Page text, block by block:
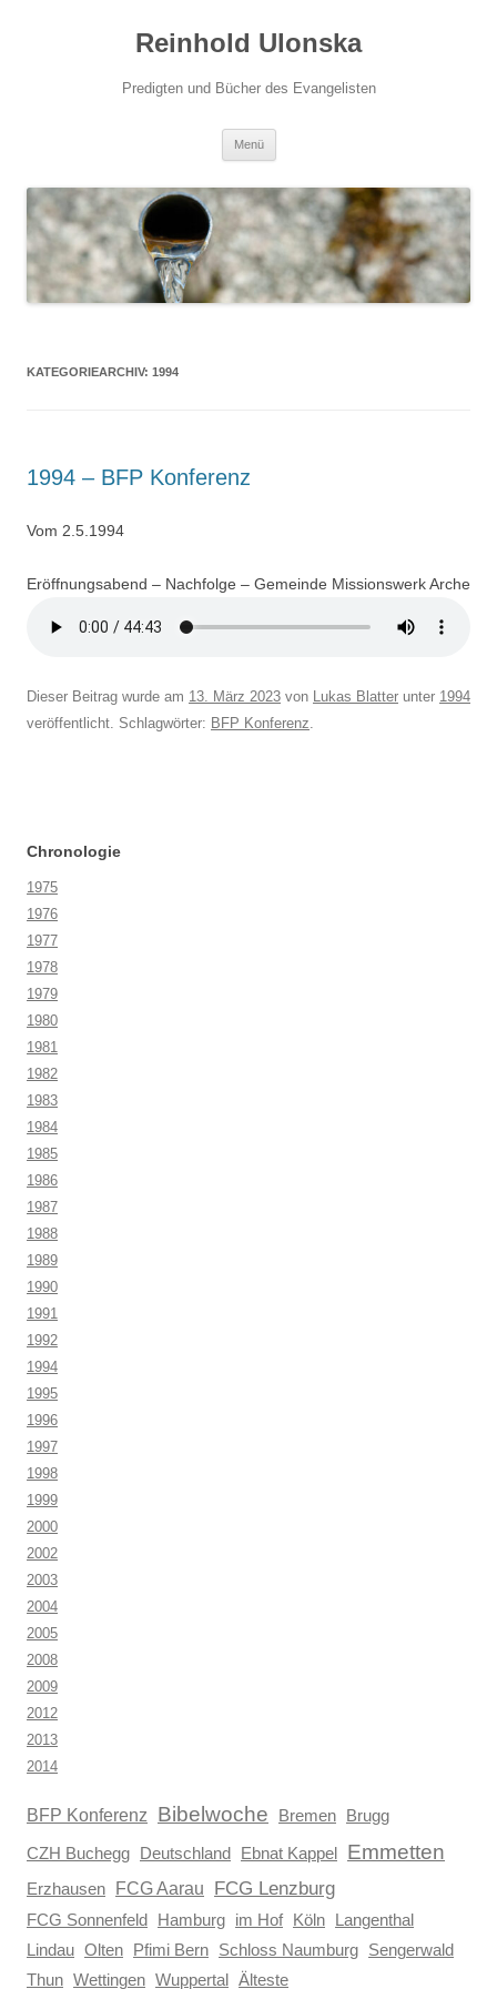
Reinhold Ulonska
Predigten und Bücher des Evangelisten
Menü
KATEGORIEARCHIV: 1994
1994 – BFP Konferenz
Vom 2.5.1994
Eröffnungsabend – Nachfolge – Gemeinde Missionswerk Arche
Dieser Beitrag wurde am 13. März 2023 von Lukas Blatter unter 1994
veröffentlicht. Schlagwörter: BFP Konferenz
Chronologie
1975
1976
1977
1978
1979
1980
1981
1982
1983
1984
1985
1986
1987
1988
1989
1990
1991
1992
1994
1995
1996
1997
1998
1999
2000
2002
2003
2004
2005
2008
2009
2012
2013
2014
BFP Konferenz Bibelwoche Bremen Brugg
CZH Buchegg Deutschland Ebnat Kappel Emmetten
Erzhausen FCG Aarau FCG Lenzburg
FCG Sonnenfeld Hamburg im Hof Köln
Langenthal
Lindau Olten Pfimi Bern Schloss Naumburg
Sengerwald
Thun Wettingen Wuppertal Älteste